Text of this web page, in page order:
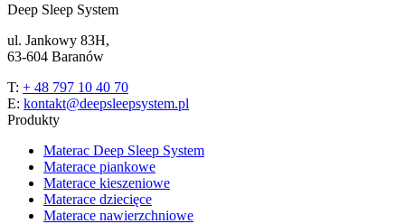
Deep Sleep System
ul. Jankowy 83H,
63-604 Baranów
T: + 48 797 10 40 70
E: kontakt@deepsleepsystem.pl
Produkty
Materac Deep Sleep System
Materace piankowe
Materace kieszeniowe
Materace dziecięce
Materace nawierzchniowe